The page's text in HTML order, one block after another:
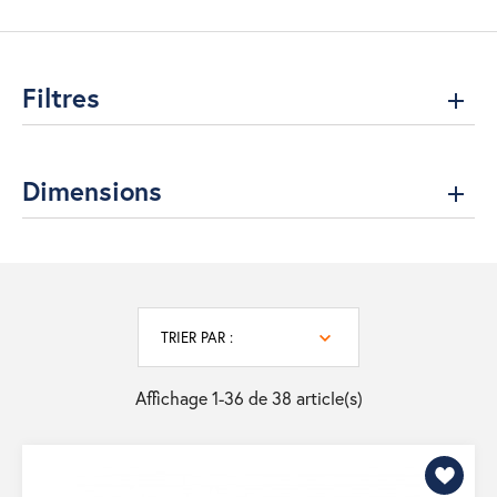
Filtres
Dimensions
TRIER PAR :
Affichage 1-36 de 38 article(s)